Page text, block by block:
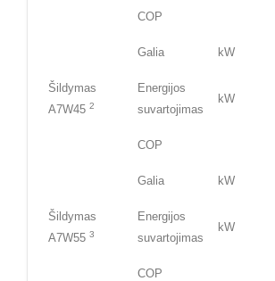
COP
Šildymas
A7W45 2
Galia kW
Energijos
suvartojimas
kW
COP
Šildymas
A7W55 3
Galia kW
Energijos
suvartojimas
kW
COP